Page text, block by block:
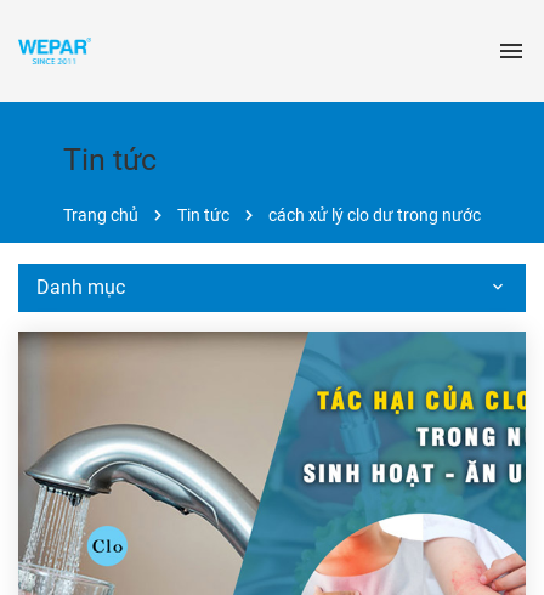
Tin tức
Trang chủ Tin tức cách xử lý clo dư trong nước
Danh mục